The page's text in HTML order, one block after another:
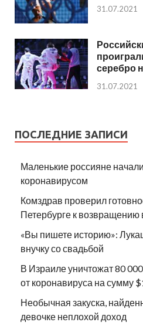
31.07.2021
серебро
31.07.2021
ПОСЛЕДНИЕ ЗАПИСИ
Маленькие россияне
коронавирусом
Комздрав проверил
Петербурге к
«Вы пишете историю»:
внучку со свадьбой
В Израиле уничтожат 80
от коронавируса на сумму
Необычная закуска,
девочке неплохой доход